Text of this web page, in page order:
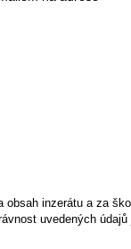
obsah inzerátu a za
uvedených